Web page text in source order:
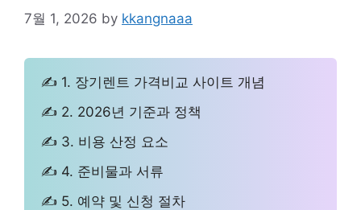
7월 1, 2026 by kkangnaaa
✍ 1. 장기렌트 가격비교 사이트 개념
✍ 2. 2026년 기준과 정책
✍ 3. 비용 산정 요소
✍ 4. 준비물과 서류
✍ 5. 예약 및 신청 절차